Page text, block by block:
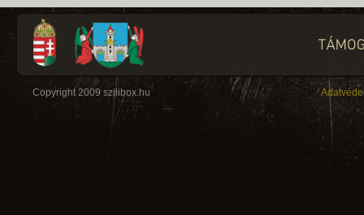
Copyright 2009 szilibox.hu